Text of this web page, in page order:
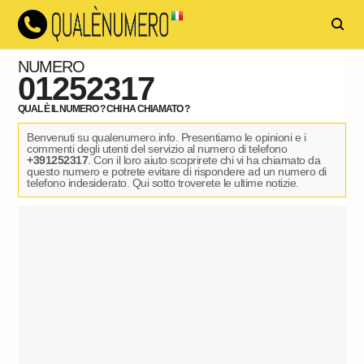
NUMERO
01252317
QUAL È IL NUMERO ? CHI HA CHIAMATO ?
Benvenuti su qualenumero.info. Presentiamo le opinioni e i
commenti degli utenti del servizio al numero di telefono
+391252317. Con il loro aiuto scoprirete chi vi ha chiamato da
questo numero e potrete evitare di rispondere ad un numero di
telefono indesiderato. Qui sotto troverete le ultime notizie.